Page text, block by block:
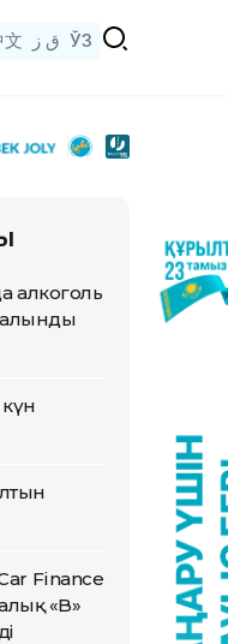
文 ق ز ЎЗ
алкоголь
Finance
«B»